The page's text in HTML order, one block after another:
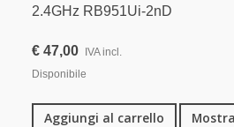
2.4GHz RB951Ui-2nD
€ 47,00 IVA incl.
Disponibile
Aggiungi al carrello